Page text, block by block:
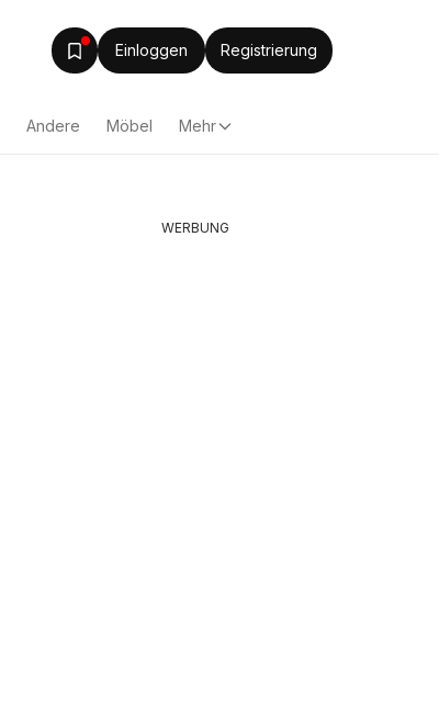
Einloggen Registrierung
Andere Möbel Mehr
WERBUNG